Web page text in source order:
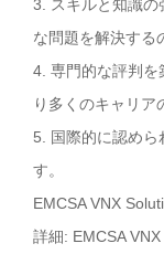
3. スキルと知識の
な問題を解決する
4. 専門的な評判を
り多くのキャリア
5. 国際的に認め
す。
EMCSA VNX
詳細: EMCSA